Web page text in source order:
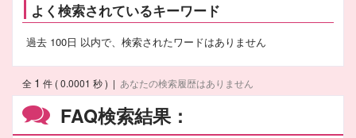
よく検索されているキーワード
過去 100日 以内で、検索されたワードはありません
FAQ検索結果：
全 1 件 ( 0.0001 秒 ) | あなたの検索履歴はありません